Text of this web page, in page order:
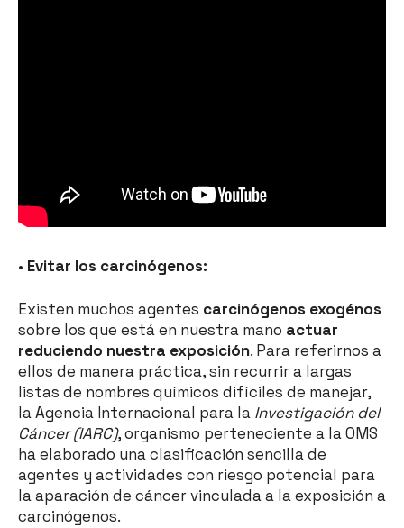
• Evitar los carcinógenos:
Existen muchos agentes carcinógenos exogénos
sobre los que está en nuestra mano actuar
reduciendo nuestra exposición. Para referirnos a
ellos de manera práctica, sin recurrir a largas
listas de nombres químicos difíciles de manejar,
la Agencia Internacional para la Investigación del
Cáncer (IARC), organismo perteneciente a la OMS
ha elaborado una clasificación sencilla de
agentes y actividades con riesgo potencial para
la aparación de cáncer vinculada a la exposición a
carcinógenos.